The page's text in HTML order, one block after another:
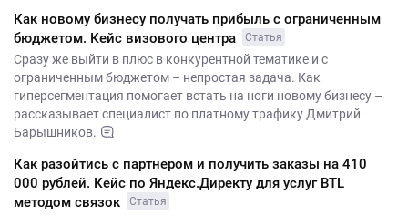
Как новому бизнесу получать прибыль с ограниченным
бюджетом. Кейс визового центра
Статья
Сразу же выйти в плюс в конкурентной тематике и с
ограниченным бюджетом – непростая задача. Как
гиперсегментация помогает встать на ноги новому бизнесу –
рассказывает специалист по платному трафику Дмитрий
Барышников.
Как разойтись с партнером и получить заказы на 410
000 рублей. Кейс по Яндекс.Директу для услуг BTL
методом связок
Статья